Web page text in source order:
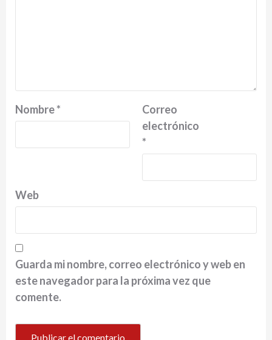
Nombre*
Correo
electrónico
*
Web
Guarda mi nombre, correo electrónico y web en
este navegador para la próxima vez que
comente.